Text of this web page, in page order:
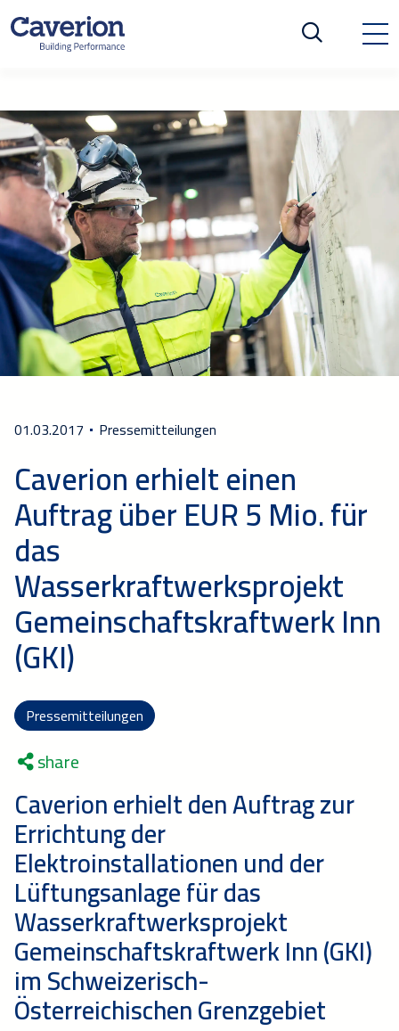
01.03.2017 Pressemitteilungen
Caverion erhielt einen
Auftrag über EUR 5 Mio. für
das
Wasserkraftwerksprojekt
Gemeinschaftskraftwerk Inn
(GKI)
Pressemitteilungen
share
Caverion erhielt den Auftrag zur
Errichtung der
Elektroinstallationen und der
Lüftungsanlage für das
Wasserkraftwerksprojekt
Gemeinschaftskraftwerk Inn (GKI)
im Schweizerisch-
Österreichischen Grenzgebiet